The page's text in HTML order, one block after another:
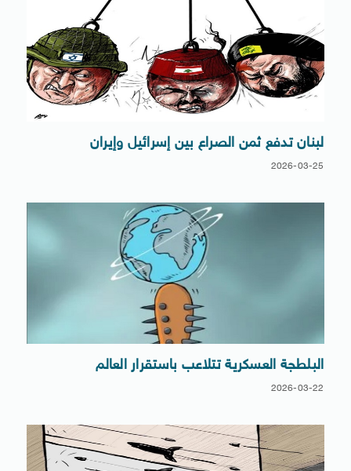
لبنان تدفع ثمن الصراع بين إسرائيل وإيران
2026-03-25
البلطجة العسكرية تتلاعب باستقرار العالم
2026-03-22